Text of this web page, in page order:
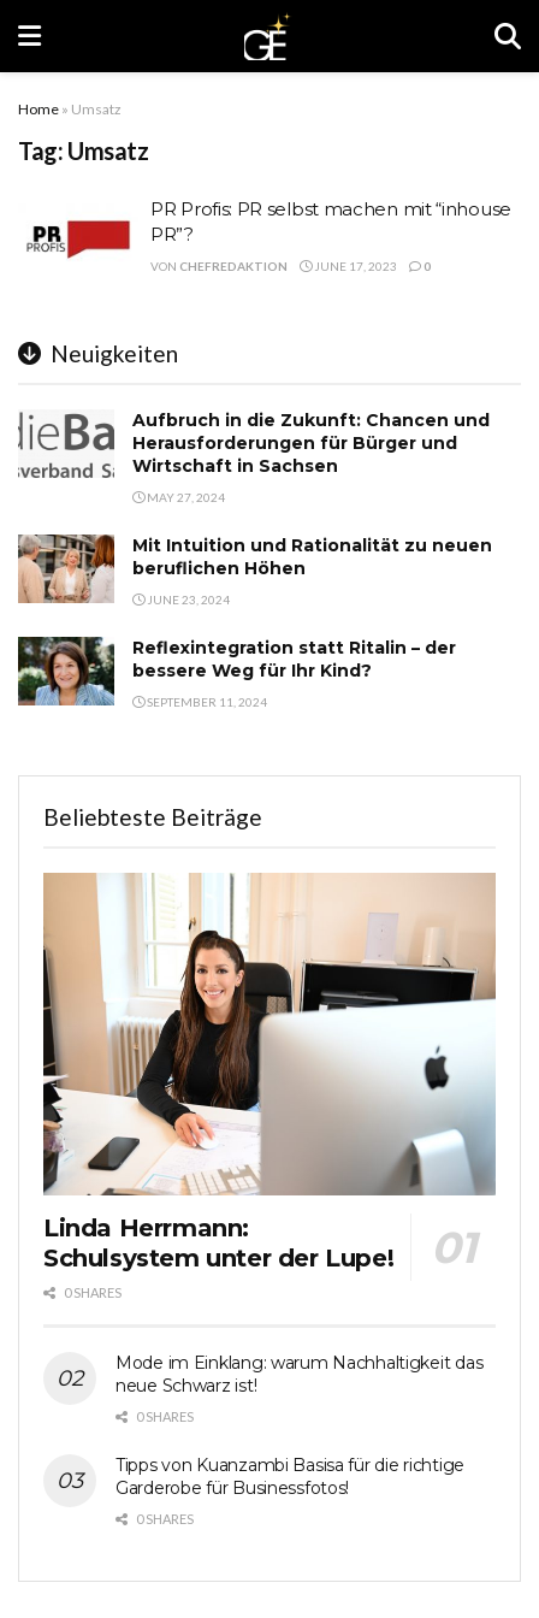
Home » Umsatz
Tag: Umsatz
PR Profis: PR selbst machen mit “inhouse
PR”?
VON CHEFREDAKTION JUNE 17, 2023 0
Neuigkeiten
Aufbruch in die Zukunft: Chancen und
Herausforderungen für Bürger und
Wirtschaft in Sachsen
MAY 27, 2024
Mit Intuition und Rationalität zu neuen
beruflichen Höhen
JUNE 23, 2024
Reflexintegration statt Ritalin – der
bessere Weg für Ihr Kind?
SEPTEMBER 11, 2024
Beliebteste Beiträge
Linda Herrmann:
Schulsystem unter der Lupe!
0 SHARES
Mode im Einklang: warum Nachhaltigkeit das
neue Schwarz ist!
0 SHARES
Tipps von Kuanzambi Basisa für die richtige
Garderobe für Businessfotos!
0 SHARES